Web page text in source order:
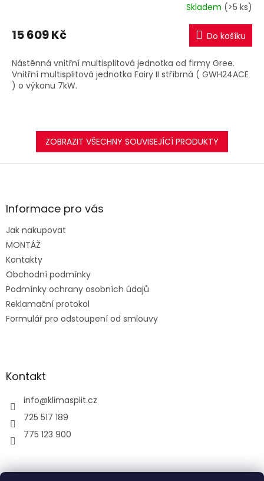
Skladem (>5 ks)
15 609 Kč Do košíku
Nástěnná vnitřní multisplitová jednotka od firmy Gree.
Vnitřní multisplitová jednotka Fairy II stříbrná ( GWH24ACE
) o výkonu 7kW.
ZOBRAZIT VŠECHNY SOUVISEJÍCÍ PRODUKTY
Z
aInformace pro vás
Jak nakupovat
MONTÁŽ
Kontakty
Obchodní podmínky
Podmínky ochrany osobních údajů
Reklamační protokol
Formulář pro odstoupení od smlouvy
Kontakt
info@klimasplit.cz
725 517 189
775 123 900